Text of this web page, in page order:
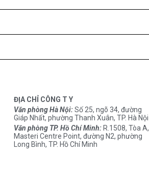
ĐỊA CHỈ CÔNG T Y
Văn phòng Hà Nội:Số 25, ngõ 34, đường
Giáp Nhất, phường Thanh Xuân, TP. Hà Nội
Văn phòng TP. Hồ Chí Minh:R.1508, Tòa A,
Masteri Centre Point, đường N2, phường
Long Bình, TP. Hồ Chí Minh